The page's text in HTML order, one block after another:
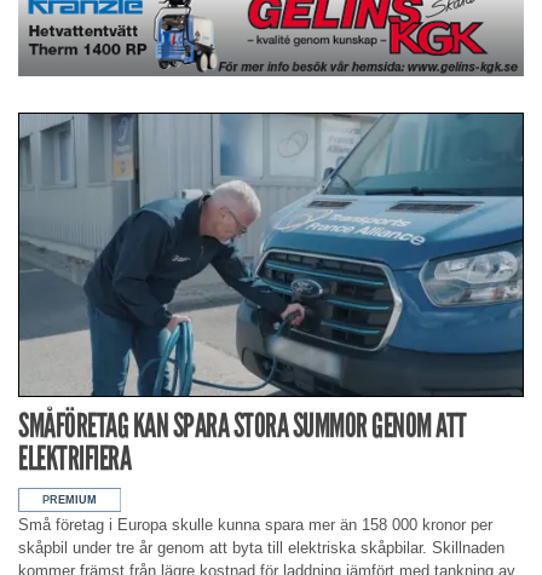
SMÅFÖRETAG KAN SPARA STORA SUMMOR GENOM ATT
ELEKTRIFIERA
Små företag i Europa skulle kunna spara mer än 158 000 kronor per
skåpbil under tre år genom att byta till elektriska skåpbilar. Skillnaden
kommer främst från lägre kostnad för laddning jämfört med tankning av